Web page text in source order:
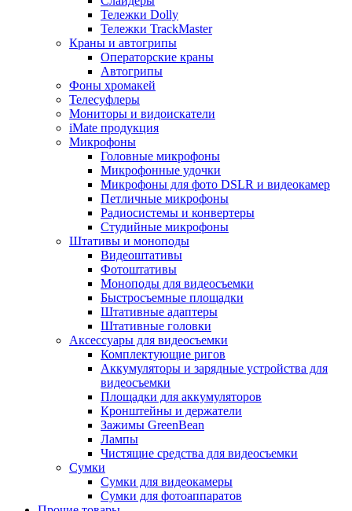
Тележки Dolly
Тележки TrackMaster
Краны и автогрипы
Операторские краны
Автогрипы
Фоны хромакей
Телесуфлеры
Мониторы и видоискатели
iMate продукция
Микрофоны
Головные микрофоны
Микрофонные удочки
Микрофоны для фото DSLR и видеокамер
Петличные микрофоны
Радиосистемы и конвертеры
Студийные микрофоны
Штативы и моноподы
Видеоштативы
Фотоштативы
Моноподы для видеосъемки
Быстросъемные площадки
Штативные адаптеры
Штативные головки
Аксессуары для видеосъемки
Комплектующие ригов
Аккумуляторы и зарядные устройства для
видеосъемки
Площадки для аккумуляторов
Кронштейны и держатели
Зажимы GreenBean
Лампы
Чистящие средства для видеосъемки
Сумки
Сумки для видеокамеры
Сумки для фотоаппаратов